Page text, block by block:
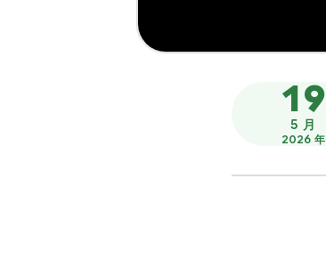
19
5 月
2026 年